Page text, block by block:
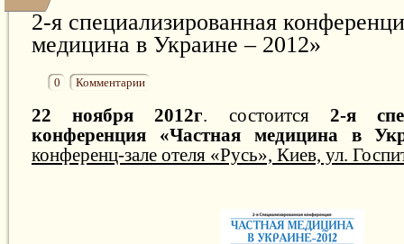
2-я специализированная
медицина в Украине – 2012»
0 Комментарии
22 ноября 2012г. состоится 2-я
конференция «Частная медицина в
конференц-зале отеля «Русь», Киев, ул.